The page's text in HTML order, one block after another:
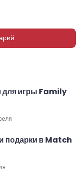
для игры Family
подарки в Match